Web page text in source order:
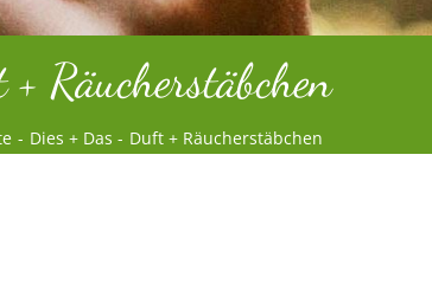
Räucherstäbchen
Dies + Das Duft + Räucherstäbchen